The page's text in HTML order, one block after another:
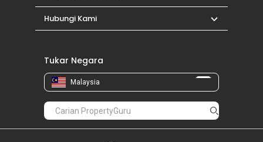
Hubungi Kami
Tukar Negara
Malaysia